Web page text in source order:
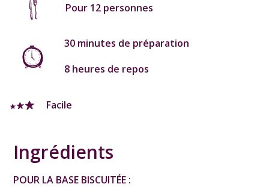
Pour 12 personnes
30 minutes de préparation
8 heures de repos
Facile
Ingrédients
POUR LA BASE BISCUITÉE :